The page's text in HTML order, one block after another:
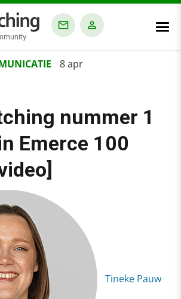
1 opleider in Emerce 100 [update:
8 apr
nummer 1
Emerce 100
Tineke Pauw